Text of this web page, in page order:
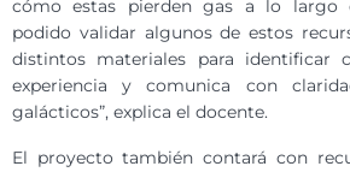
cómo estas pierden gas a lo largo
podido validar algunos de estos
distintos materiales para identificar
experiencia y comunica con
galácticos”, explica el docente.
El proyecto también contará con